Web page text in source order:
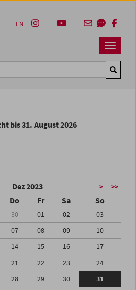
Navbar
EN
bis 31. August 2026
Dez 2023 > >>
Do Fr Sa So
30 01 02
03
07 08 09
10
14 15 16
17
21 22 23
24
28 29 30
31